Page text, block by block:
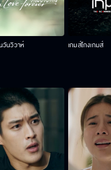
วันวิวาห์ เกมส์โกงเกมส์